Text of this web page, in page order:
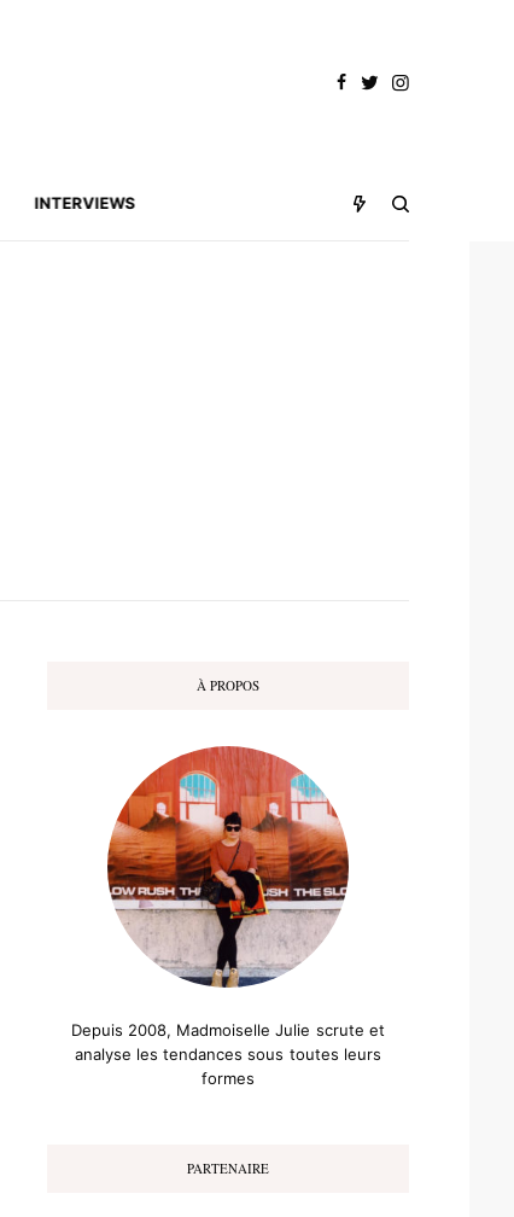
INTERVIEWS
À PROPOS
Depuis 2008, Madmoiselle Julie scrute et
analyse les tendances sous toutes leurs
formes
PARTENAIRE